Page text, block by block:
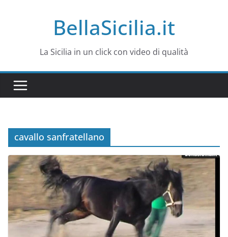
BellaSicilia.it
La Sicilia in un click con video di qualità
cavallo sanfratellano